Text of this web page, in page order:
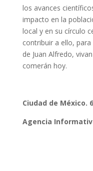
los avances
impacto en la
local y en su círculo
contribuir a ello,
de Juan Alfredo,
comerán hoy.
Ciudad de México.
Agencia